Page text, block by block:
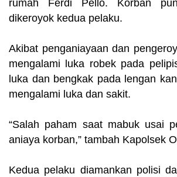
rumah Ferdi Pello. Korban
dikeroyok kedua pelaku.
Akibat penganiayaan dan
mengalami luka robek pada
luka dan bengkak pada lengan
mengalami luka dan sakit.
“Salah paham saat mabuk usai
aniaya korban,” tambah Kapolsek
Kedua pelaku diamankan polisi